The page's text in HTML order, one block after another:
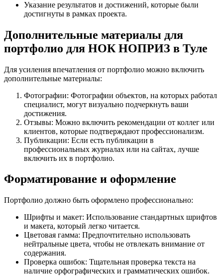
Указание результатов и достижений, которые были
достигнуты в рамках проекта.
Дополнительные материалы для
портфолио для НОК НОПРИЗ в Туле
Для усиления впечатления от портфолио можно включить
дополнительные материалы:
Фотографии: Фотографии объектов, на которых работал
специалист, могут визуально подчеркнуть ваши
достижения.
Отзывы: Можно включить рекомендации от коллег или
клиентов, которые подтверждают профессионализм.
Публикации: Если есть публикации в
профессиональных журналах или на сайтах, лучше
включить их в портфолио.
Форматирование и оформление
Портфолио должно быть оформлено профессионально:
Шрифты и макет: Использование стандартных шрифтов
и макета, который легко читается.
Цветовая гамма: Предпочтительно использовать
нейтральные цвета, чтобы не отвлекать внимание от
содержания.
Проверка ошибок: Тщательная проверка текста на
наличие орфографических и грамматических ошибок.